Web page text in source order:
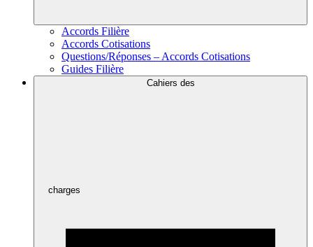
Accords Filière
Accords Cotisations
Questions/Réponses – Accords Cotisations
Guides Filière
Cahiers des
charges